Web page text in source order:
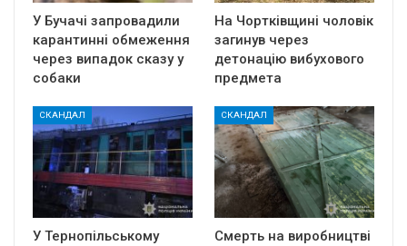
У Бучачі запровадили
карантинні обмеження
через випадок сказу у
собаки
На Чортківщині чоловік
загинув через
детонацію вибухового
предмета
СКАНДАЛ
У Тернопільському
СКАНДАЛ
Смерть на виробництві